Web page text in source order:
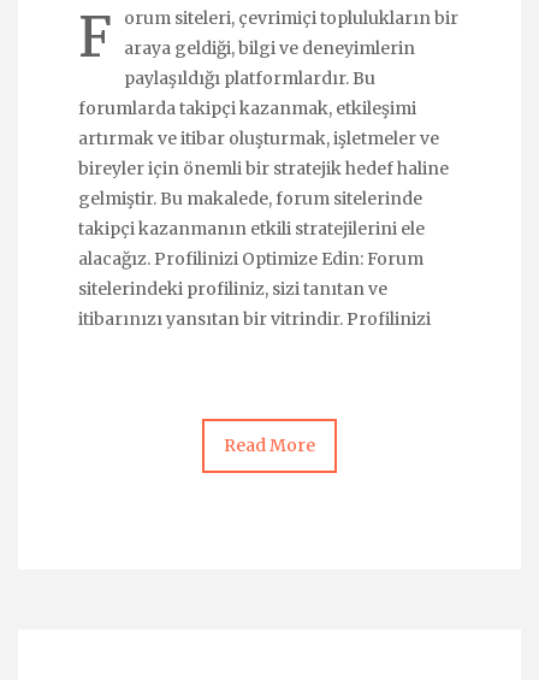
F
orum siteleri, çevrimiçi toplulukların bir
araya geldiği, bilgi ve deneyimlerin
paylaşıldığı platformlardır. Bu
forumlarda takipçi kazanmak, etkileşimi
artırmak ve itibar oluşturmak, işletmeler ve
bireyler için önemli bir stratejik hedef haline
gelmiştir. Bu makalede, forum sitelerinde
takipçi kazanmanın etkili stratejilerini ele
alacağız. Profilinizi Optimize Edin: Forum
sitelerindeki profiliniz, sizi tanıtan ve
itibarınızı yansıtan bir vitrindir. Profilinizi
Read More